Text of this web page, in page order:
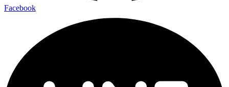
Facebook